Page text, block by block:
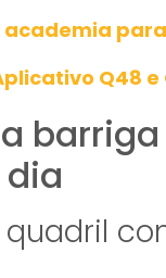
Aplicativo